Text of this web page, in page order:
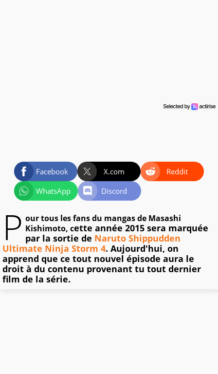
Facebook X.com
Reddit
WhatsApp
Discord
P our tous les fans du mangas de Masashi
Kishimoto, cette année 2015 sera marquée
par la sortie de Naruto Shippudden
Ultimate Ninja Storm 4. Aujourd'hui, on
apprend que ce tout nouvel épisode aura le
droit à du contenu provenant tu tout dernier
film de la série.